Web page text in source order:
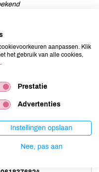
aanpassen. Klik
het gebruik van alle cookies,
Prestatie
Advertenties
Instellingen opslaan
Nee, pas aan